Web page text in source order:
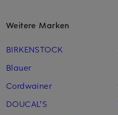
Weitere Marken
BIRKENSTOCK
Blauer
Cordwainer
DOUCAL'S